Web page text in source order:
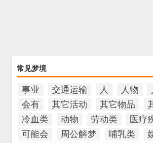
常见梦境
事业 交通运输 人 人物
会有
其它活动 其它物品
冷血类
动物 劳动类
医疗
可能会
周公解梦 哺乳类